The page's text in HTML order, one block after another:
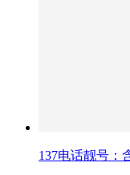
137电话靓号：